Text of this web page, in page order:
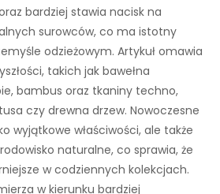
bardziej stawia nacisk na
surowców, co ma istotny
odzieżowym. Artykuł omawia
takich jak bawełna
bambus oraz tkaniny techno,
czy drewna drzew. Nowoczesne
wyjątkowe właściwości, ale także
naturalne, co sprawia, że
w codziennych kolekcjach.
w kierunku bardziej